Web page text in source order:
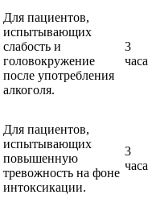
Для пациентов,
испытывающих
слабость и
головокружение
после употребления
алкоголя.
3
часа
Для пациентов,
испытывающих
повышенную
тревожность на фоне
интоксикации.
3
часа